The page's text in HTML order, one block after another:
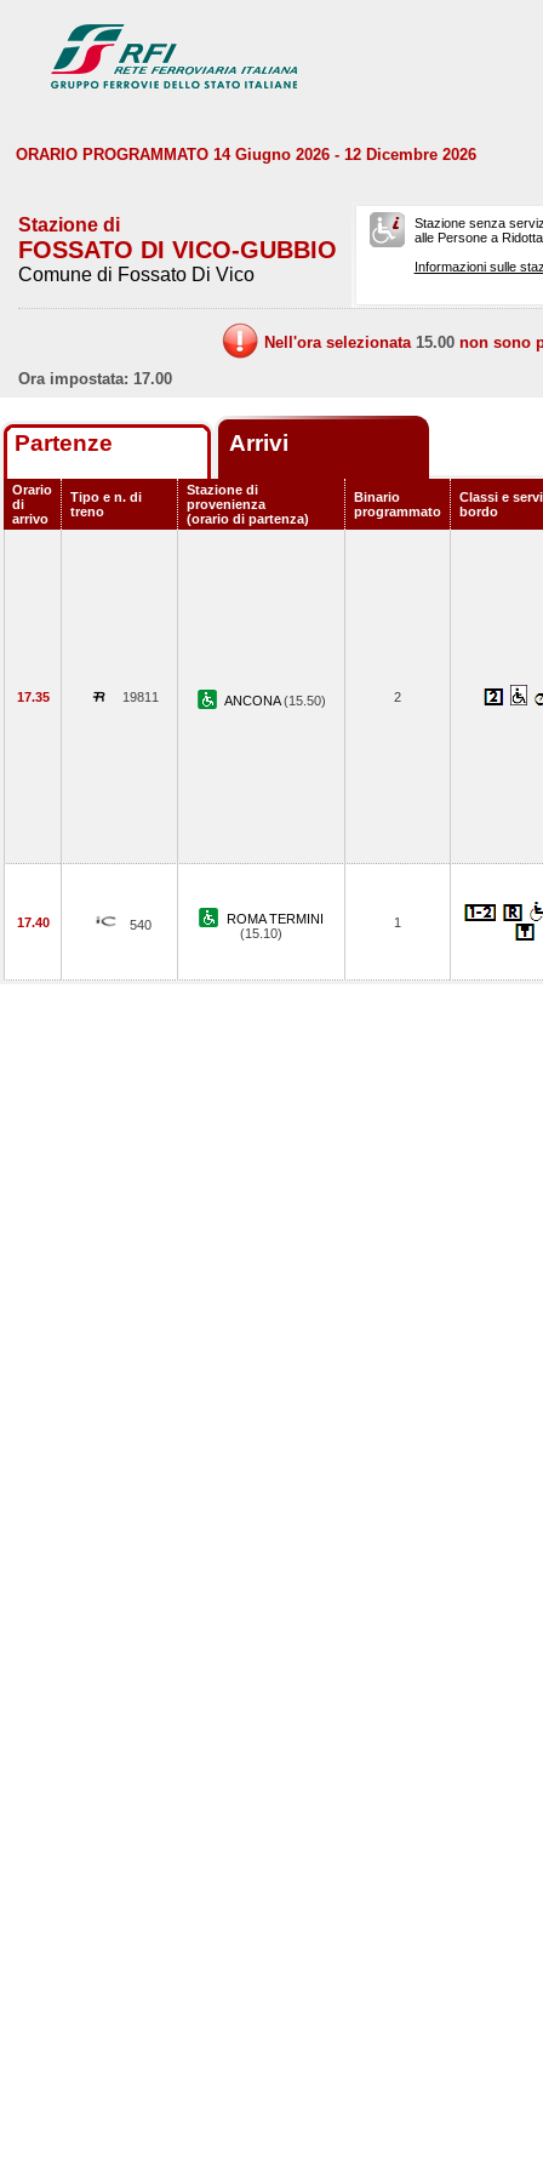
ORARIO PROGRAMMATO 14 Giugno 2026 - 12 Dicembre 2026
Stazione di
FOSSATO DI VICO-GUBBIO
Comune di Fossato Di Vico
Stazione senza
alle Persone a
Informazioni sulle
Nell'ora selezionata 15.00 non sono
Ora impostata: 17.00
Partenze Arrivi
Orario
di
arrivo
Tipo e n. di
treno
Stazione di
provenienza
(orario di partenza)
Binario
programmato
Classi e
bordo
17.35 19811 ANCONA(15.50) 2
17.40 540
ROMA TERMINI
(15.10)
1